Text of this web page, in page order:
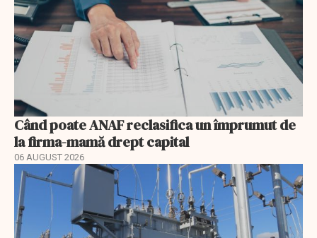
Când poate ANAF reclasifica un împrumut de
la firma-mamă drept capital
06 AUGUST 2026